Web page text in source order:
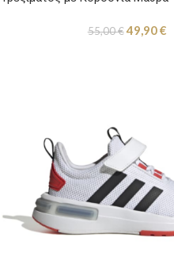
55,00€49,90€